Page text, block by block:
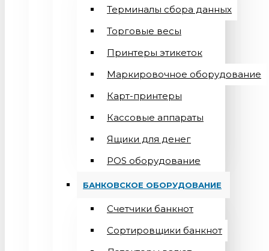
Терминалы сбора данных
Торговые весы
Принтеры этикеток
Маркировочное оборудование
Карт-принтеры
Кассовые аппараты
Ящики для денег
POS оборудование
БАНКОВСКОЕ ОБОРУДОВАНИЕ
Счетчики банкнот
Сортировщики банкнот